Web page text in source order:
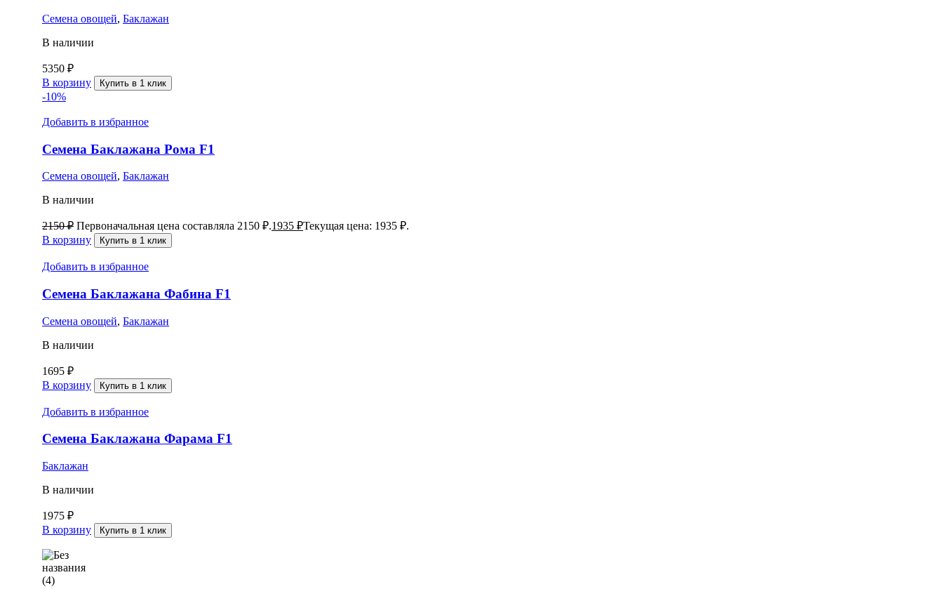
Семена овощей, Баклажан
В наличии
5350 ₽
В корзину
Купить в 1 клик
-10%
Добавить в избранное
Семена Баклажана Рома F1
Семена овощей, Баклажан
В наличии
2150₽ Первоначальная цена составляла 2150 ₽.1935 ₽Текущая цена: 1935 ₽.
В корзину
Купить в 1 клик
Добавить в избранное
Семена Баклажана Фабина F1
Семена овощей, Баклажан
В наличии
1695 ₽
В корзину
Купить в 1 клик
Добавить в избранное
Семена Баклажана Фарама F1
Баклажан
В наличии
1975 ₽
В корзину
Купить в 1 клик